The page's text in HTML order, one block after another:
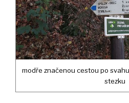
modře značenou cestou po
stezku